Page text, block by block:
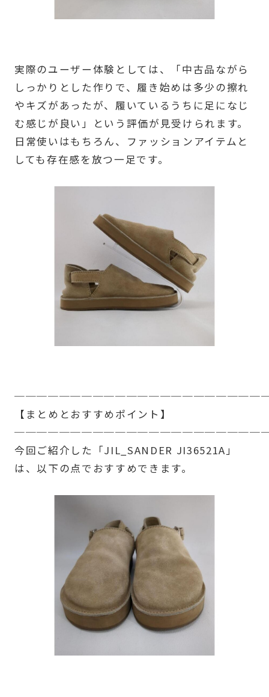
実際のユーザー体験としては、「中古品ながら
しっかりとした作りで、履き始めは多少の擦れ
やキズがあったが、履いているうちに足になじ
む感じが良い」という評価が見受けられます。
日常使いはもちろん、ファッションアイテムと
しても存在感を放つ一足です。
【まとめとおすすめポイント】
今回ご紹介した「JIL_SANDER JI36521A」
は、以下の点でおすすめできます。